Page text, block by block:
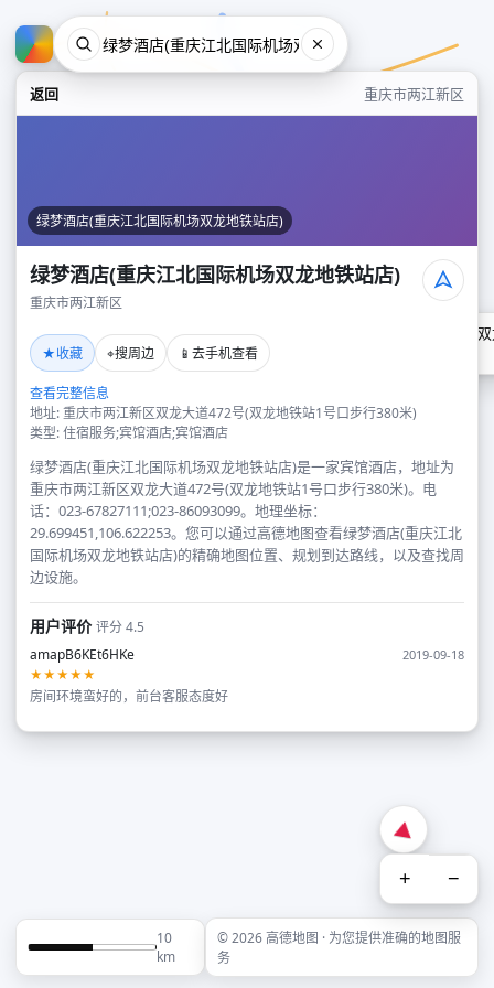
返回 重庆市两江新区
绿梦酒店(重庆江北国际机场双龙地铁站店)
绿梦酒店(重庆江北国际机场双龙地铁站店)
重庆市两江新区
★收藏 ⌖搜周边 📱 去手机查看
查看完整信息
地址: 重庆市两江新区双龙大道472号(双龙地铁站1号口步行380米)
类型: 住宿服务;宾馆酒店;宾馆酒店
绿梦酒店(重庆江北国际机场双龙地铁站店)是一家宾馆酒店，地址为
重庆市两江新区双龙大道472号(双龙地铁站1号口步行380米)。电
话：023-67827111;023-86093099。地理坐标：
29.699451,106.622253。您可以通过高德地图查看绿梦酒店(重庆江北
国际机场双龙地铁站店)的精确地图位置、规划到达路线，以及查找周
边设施。
用户评价评分 4.5
amapB6KEt6HKe
2019-09-18
★★★★★
房间环境蛮好的，前台客服态度好
绿梦酒店(重庆江北国际机场
+ −
10
km
© 2026 高德地图 · 为您提供准确的地图服
务